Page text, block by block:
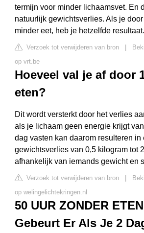
termijn voor minder lichaamsvet. En
natuurlijk gewichtsverlies. Als je
minder eet, heb je hetzelfde resultaat.
Verzoek tot verwijderen van bron
op vrt.be
Hoeveel val je af door
eten?
Dit wordt versterkt door het verlies
als je lichaam geen energie krijgt
dag vasten kan daarom resulteren in
gewichtsverlies van 0,5 kilogram tot
afhankelijk van iemands gewicht en
Verzoek tot verwijderen van bron
op welingelichtekringen.nl
50 UUR ZONDER
Gebeurt Er Als Je 2